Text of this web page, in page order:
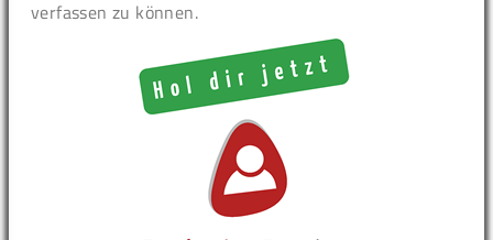
verfassen zu können.